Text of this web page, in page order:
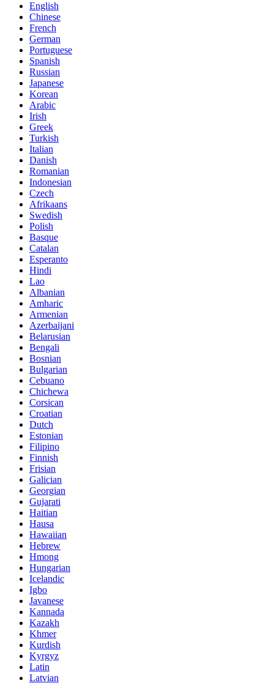
English
Chinese
French
German
Portuguese
Spanish
Russian
Japanese
Korean
Arabic
Irish
Greek
Turkish
Italian
Danish
Romanian
Indonesian
Czech
Afrikaans
Swedish
Polish
Basque
Catalan
Esperanto
Hindi
Lao
Albanian
Amharic
Armenian
Azerbaijani
Belarusian
Bengali
Bosnian
Bulgarian
Cebuano
Chichewa
Corsican
Croatian
Dutch
Estonian
Filipino
Finnish
Frisian
Galician
Georgian
Gujarati
Haitian
Hausa
Hawaiian
Hebrew
Hmong
Hungarian
Icelandic
Igbo
Javanese
Kannada
Kazakh
Khmer
Kurdish
Kyrgyz
Latin
Latvian